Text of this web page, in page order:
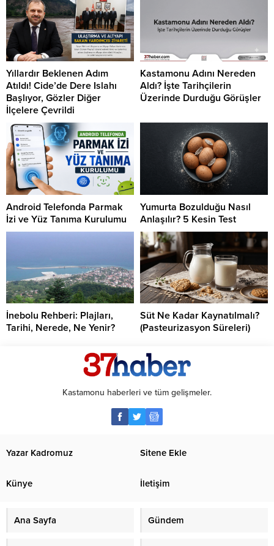
Yıllardır Beklenen Adım
Atıldı! Cide’de Dere Islahı
Başlıyor, Gözler Diğer
İlçelere Çevrildi
Kastamonu Adını Nereden
Aldı? İşte Tarihçilerin
Üzerinde Durduğu Görüşler
Android Telefonda Parmak
İzi ve Yüz Tanıma Kurulumu
Yumurta Bozulduğu Nasıl
Anlaşılır? 5 Kesin Test
İnebolu Rehberi: Plajları,
Tarihi, Nerede, Ne Yenir?
Süt Ne Kadar Kaynatılmalı?
(Pasteurizasyon Süreleri)
Kastamonu haberleri ve tüm gelişmeler.
Yazar Kadromuz Sitene Ekle
Künye İletişim
Ana Sayfa Gündem